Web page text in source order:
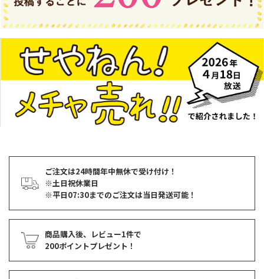
ご注文は24時間年中無休で受け付け！
※土日祝休業日
※平日07:30までのご注文は当日発送可能！
商品購入後、レビュー1件で
200ポイントプレゼント！